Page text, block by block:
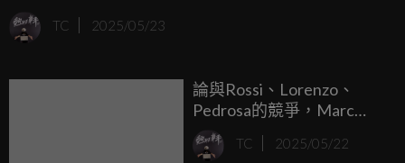
空間，但他認為，在不同的比賽條件下，差距並非遙不可
及。
TC 2025/05/23
論與Rossi、Lorenzo、
Pedrosa的競爭，Marc
Marquez：要跟上他們，就
必須用完美的方式騎車！
TC 2025/05/22